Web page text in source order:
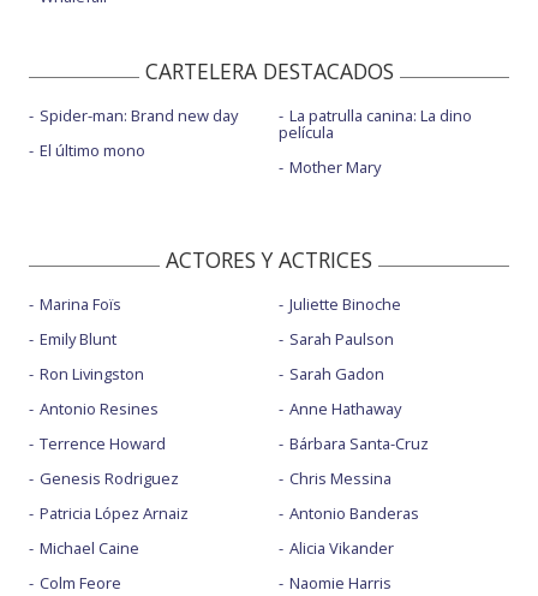
CARTELERA DESTACADOS
Spider-man: Brand new day
El último mono
La patrulla canina: La dino
película
Mother Mary
ACTORES Y ACTRICES
Marina Foïs
Emily Blunt
Ron Livingston
Antonio Resines
Terrence Howard
Genesis Rodriguez
Patricia López Arnaiz
Michael Caine
Colm Feore
Juliette Binoche
Sarah Paulson
Sarah Gadon
Anne Hathaway
Bárbara Santa-Cruz
Chris Messina
Antonio Banderas
Alicia Vikander
Naomie Harris